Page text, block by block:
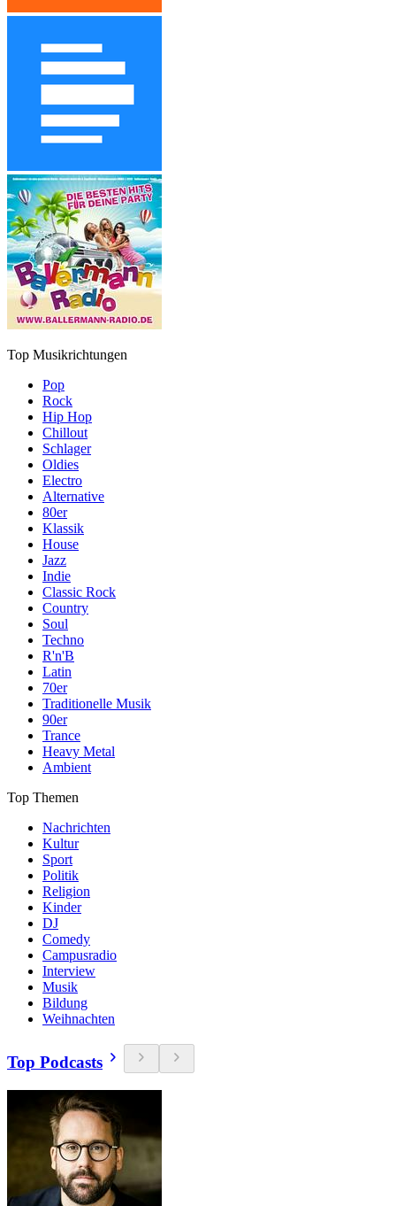
Top Musikrichtungen
Pop
Rock
Hip Hop
Chillout
Schlager
Oldies
Electro
Alternative
80er
Klassik
House
Jazz
Indie
Classic Rock
Country
Soul
Techno
R'n'B
Latin
70er
Traditionelle Musik
90er
Trance
Heavy Metal
Ambient
Top Themen
Nachrichten
Kultur
Sport
Politik
Religion
Kinder
DJ
Comedy
Campusradio
Interview
Musik
Bildung
Weihnachten
Top Podcasts